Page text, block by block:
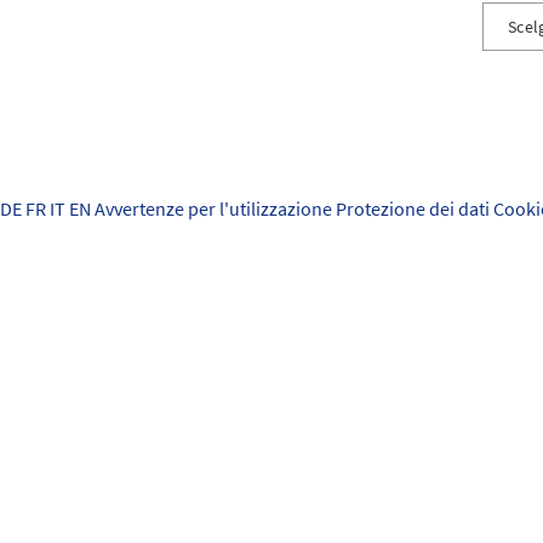
DE FR IT EN Avvertenze per l'utilizzazione Protezione dei dati